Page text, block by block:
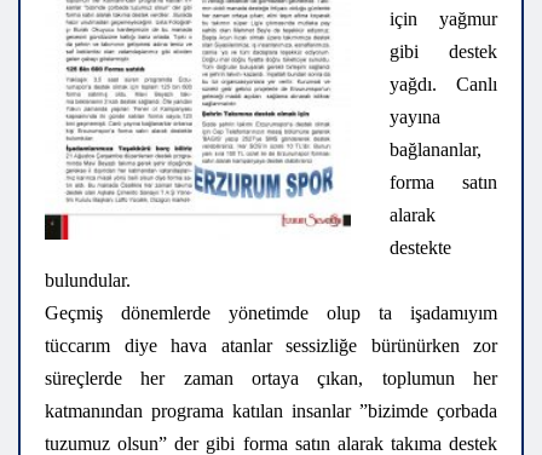
için yağmur
gibi destek
yağdı. Canlı
yayına
bаğlаnаnlаr,
forma satın
аlаrаk
destekte
bulundular.
Geçmiş dönemlerde yönetimde olup ta işadamıyım
tüccarım diye hava atanlar sessizliğe bürünürken zor
süreçlerde her zaman ortaya çıkan, toplumun her
katmanından programa katılan insanlar ”bizimde çorbada
tuzumuz olsun” der gibi forma satın alarak takıma destek